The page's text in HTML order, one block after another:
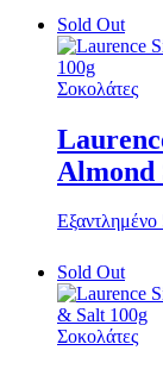
Sold Out
Σοκολάτες
Almond
Εξαντλημένο
Sold Out
Σοκολάτες